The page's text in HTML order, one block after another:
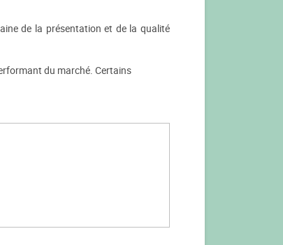
de la présentation et de la qualité
du marché. Certains